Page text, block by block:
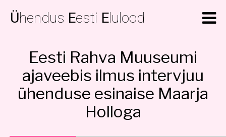
Ühendus Eesti Elulood
Eesti Rahva Muuseumi
ajaveebis ilmus intervjuu
ühenduse esinaise Maarja
Holloga